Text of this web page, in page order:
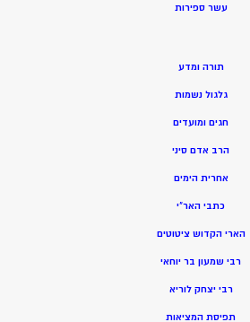
עשר ספירות
תורה ומדע
גלגול נשמות
חגים ומועדים
הרב אדם סיני
אחרית הימים
כתבי האר”י
הארי הקדוש ציטוטים
רבי שמעון בר יוחאי
רבי יצחק לוריא
תפיסת המציאות